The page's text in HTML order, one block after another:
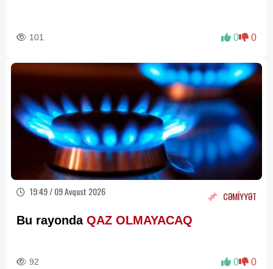
101 0 0
19:49 / 09 Avqust 2026 CƏMİYYƏT
Bu rayondaQAZ OLMAYACAQ
92 0 0